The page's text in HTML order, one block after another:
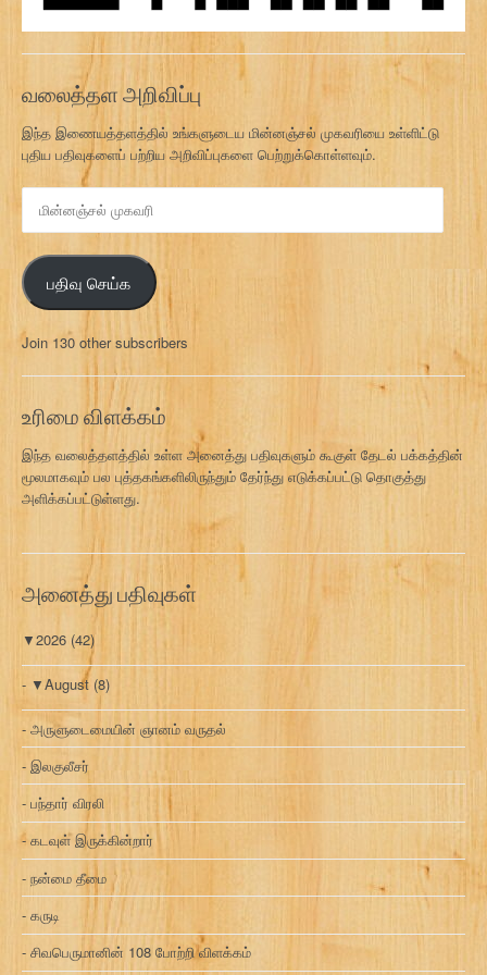
வலைத்தள அறிவிப்பு
இந்த இணையத்தளத்தில் உங்களுடைய மின்னஞ்சல் முகவரியை உள்ளிட்டு
புதிய பதிவுகளைப் பற்றிய அறிவிப்புகளை பெற்றுக்கொள்ளவும்.
ஞ்
ச
ல்
மு
க
வ
பதிவு செய்க
Join 130 other subscribers
உரிமை விளக்கம்
இந்த வலைத்தளத்தில் உள்ள அனைத்து பதிவுகளும் கூகுள் தேடல் பக்கத்தின்
மூலமாகவும் பல புத்தகங்களிலிருந்தும் தேர்ந்து எடுக்கப்பட்டு தொகுத்து
அளிக்கப்பட்டுள்ளது.
அனைத்து பதிவுகள்
▼2026 (42)
▼August (8)
அருளுடைமையின் ஞானம் வருதல்
இலகுலீசர்
பந்தார் விரலி
கடவுள் இருக்கின்றார்
நன்மை தீமை
கருடி
சிவபெருமானின் 108 போற்றி விளக்கம்